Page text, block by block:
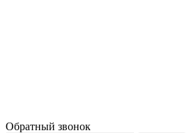
Обратный звонок